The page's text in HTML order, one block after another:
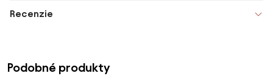
Recenzie
Podobné produkty